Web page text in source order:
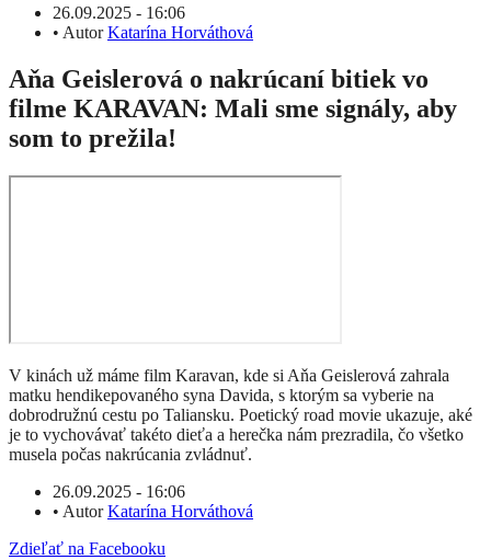
26.09.2025 - 16:06
• AutorKatarína Horváthová
Aňa Geislerová o nakrúcaní bitiek vo
filme KARAVAN: Mali sme signály, aby
som to prežila!
V kinách už máme film Karavan, kde si Aňa Geislerová zahrala
matku hendikepovaného syna Davida, s ktorým sa vyberie na
dobrodružnú cestu po Taliansku. Poetický road movie ukazuje, aké
je to vychovávať takéto dieťa a herečka nám prezradila, čo všetko
musela počas nakrúcania zvládnuť.
26.09.2025 - 16:06
• AutorKatarína Horváthová
Zdieľať na Facebooku